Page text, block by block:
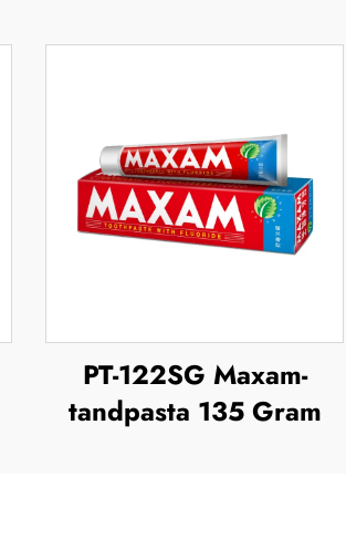
PT-122SG Maxam-
tandpasta 135 Gram